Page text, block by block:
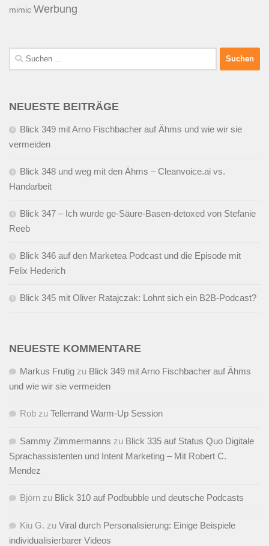
mimic Werbung
Suchen
nach:
NEUESTE BEITRÄGE
Blick 349 mit Arno Fischbacher auf Ähms und wie wir sie
vermeiden
Blick 348 und weg mit den Ähms – Cleanvoice.ai vs.
Handarbeit
Blick 347 – Ich wurde ge-Säure-Basen-detoxed von Stefanie
Reeb
Blick 346 auf den Marketea Podcast und die Episode mit
Felix Hederich
Blick 345 mit Oliver Ratajczak: Lohnt sich ein B2B-Podcast?
NEUESTE KOMMENTARE
Markus Frutig zu Blick 349 mit Arno Fischbacher auf Ähms
und wie wir sie vermeiden
Rob zu Tellerrand Warm-Up Session
Sammy Zimmermanns zu Blick 335 auf Status Quo Digitale
Sprachassistenten und Intent Marketing – Mit Robert C.
Mendez
Björn zu Blick 310 auf Podbubble und deutsche Podcasts
Kiu G. zu Viral durch Personalisierung: Einige Beispiele
individualisierbarer Videos